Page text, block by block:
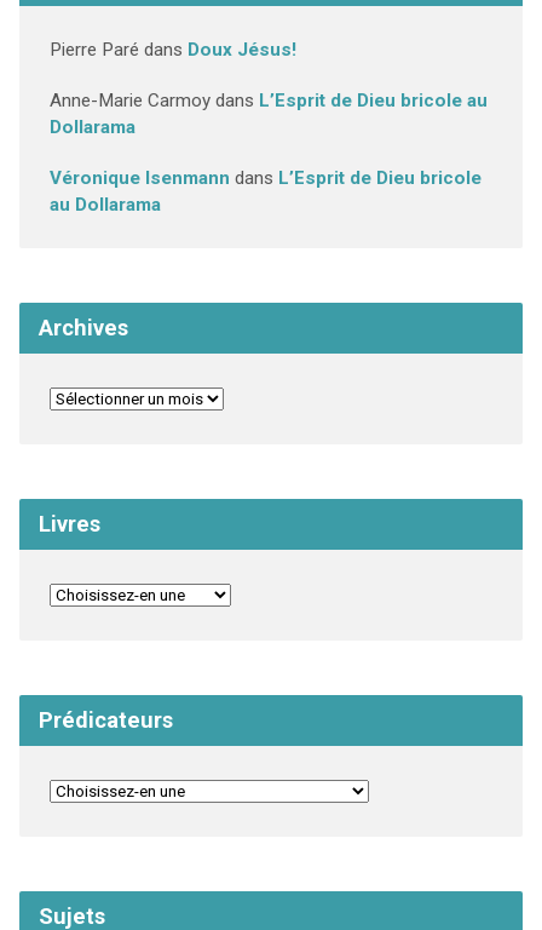
Pierre Paré dans Doux Jésus!
Anne-Marie Carmoydans L’Esprit de Dieu bricole au
Dollarama
Véronique Isenmann dans L’Esprit de Dieu bricole
au Dollarama
Archives
Livres
Prédicateurs
Sujets